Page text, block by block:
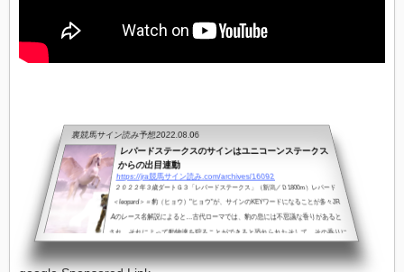
裏競馬サイン読み予想2022.08.06
レパードステークスのサインはユニコーンステークス
からの出目連動
https://jra競馬サイン読み.com/archives/16092
２０２２年３歳ダートＧ３「レパードステークス」（新潟／Ｄ1800m）レパード
＜leopard＞＝豹（ヒョウ）"ヒョウ"が、サインのKEYワードになることが多々JR
Aのレース名解説によると…古代ローマでは、豹の息には不思議な香りがあると
され、それによって動物達を狩ることができると恐れられたそして、その香りに
いえば…ＪＲＡに２つ存在する３歳ダート重賞の１つ「ユニコーンステークス」